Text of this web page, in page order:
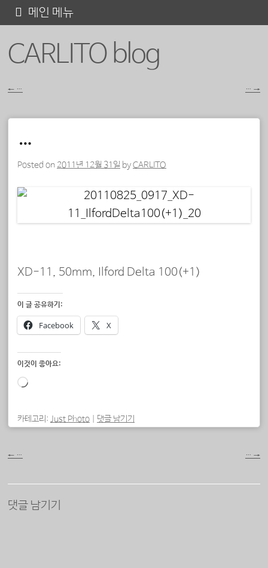
CARLITO blog
메인 메뉴
텐
← … … →
…
Posted on 2011년 12월 31일 byCARLITO
XD-11, 50mm, Ilford Delta 100(+1)
이 글 공유하기:
Facebook X
이것이 좋아요:
로
중...
카테고리: Just Photo 댓글 남기기
← … … →
댓글 남기기